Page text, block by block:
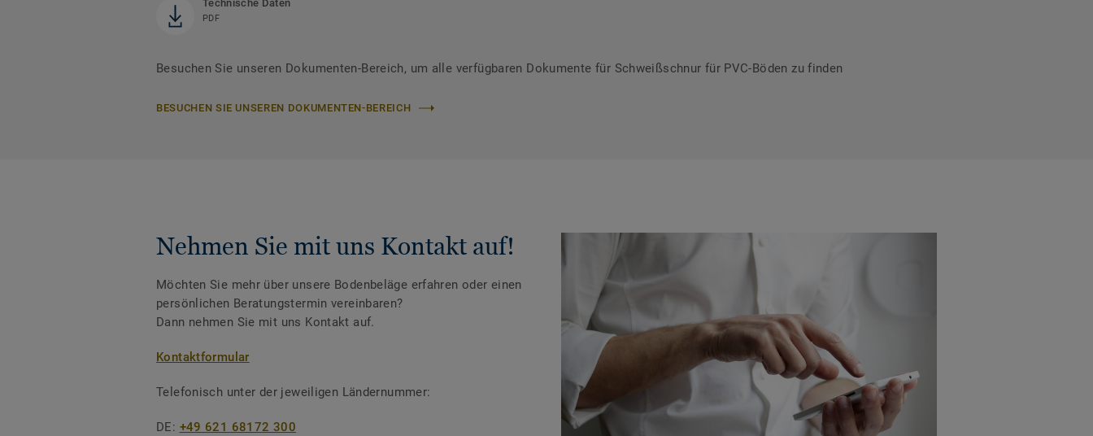
Technische Daten
PDF
Besuchen Sie unseren Dokumenten-Bereich, um alle verfügbaren Dokumente für Schweißschnur für PVC-Böden zu finden
BESUCHEN SIE UNSEREN DOKUMENTEN-BEREICH
Nehmen Sie mit uns Kontakt auf!
Möchten Sie mehr über unsere Bodenbeläge erfahren oder einen
persönlichen Beratungstermin vereinbaren?
Dann nehmen Sie mit uns Kontakt auf.
Kontaktformular
Telefonisch unter der jeweiligen Ländernummer:
DE: +49 621 68172 300